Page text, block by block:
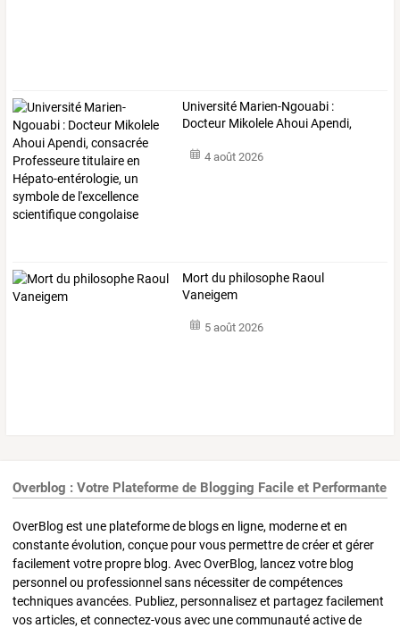
Université Marien-Ngouabi :
Docteur MikoleleAhouiApendi,
4 août 2026
Mort du philosophe Raoul
Vaneigem
5 août 2026
Overblog : Votre Plateforme de Blogging Facile et Performante
OverBlog est une plateforme de blogs en ligne, moderne et en
constante évolution, conçue pour vous permettre de créer et gérer
facilement votre propre blog. Avec OverBlog, lancez votre blog
personnel ou professionnel sans nécessiter de compétences
techniques avancées. Publiez, personnalisez et partagez facilement
vos articles, et connectez-vous avec une communauté active de